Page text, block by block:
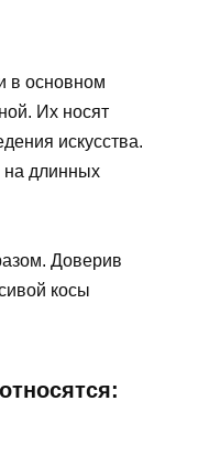
в основном
Их носят
искусства.
на длинных
Доверив
косы